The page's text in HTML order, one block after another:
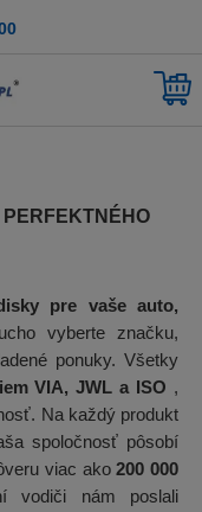
pre vaše auto,
vyberte značku,
ponuky. Všetky
VIA, JWL a ISO ,
Na každý produkt
spoločnosť pôsobí
viac ako200 000
vodiči nám poslali